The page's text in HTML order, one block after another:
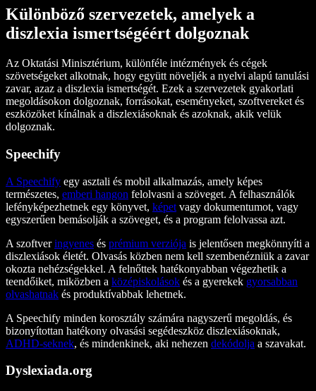
Különböző szervezetek, amelyek a
diszlexia ismertségéért dolgoznak
Az Oktatási Minisztérium, különféle intézmények és cégek
szövetségeket alkotnak, hogy együtt növeljék a nyelvi alapú tanulási
zavar, azaz a diszlexia ismertségét. Ezek a szervezetek gyakorlati
megoldásokon dolgoznak, forrásokat, eseményeket, szoftvereket és
eszközöket kínálnak a diszlexiásoknak és azoknak, akik velük
dolgoznak.
Speechify
A Speechify egy asztali és mobil alkalmazás, amely képes
természetes, emberi hangon felolvasni a szöveget. A felhasználók
lefényképezhetnek egy könyvet, képet vagy dokumentumot, vagy
egyszerűen bemásolják a szöveget, és a program felolvassa azt.
A szoftveringyenes és prémium verziója is jelentősen megkönnyíti a
diszlexiások életét. Olvasás közben nem kell szembenézniük a zavar
okozta nehézségekkel. A felnőttek hatékonyabban végezhetik a
teendőiket, miközben a középiskolások és a gyerekek gyorsabban
olvashatnak és produktívabbak lehetnek.
A Speechify minden korosztály számára nagyszerű megoldás, és
bizonyítottan hatékony olvasási segédeszköz diszlexiásoknak,
ADHD-seknek, és mindenkinek, aki nehezen dekódolja a szavakat.
Dyslexiada.org